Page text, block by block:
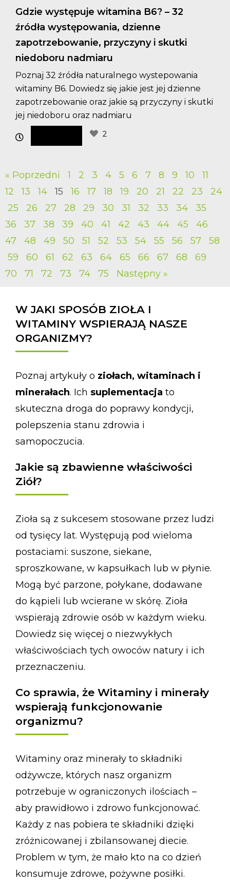
Gdzie występuje witamina B6? – 32
źródła występowania, dzienne
zapotrzebowanie, przyczyny i skutki
niedoboru nadmiaru
Poznaj 32 źródła naturalnego wystepowania
witaminy B6. Dowiedz się jakie jest jej dzienne
zapotrzebowanie oraz jakie są przyczyny i skutki
jej niedoboru oraz nadmiaru
2
« Poprzedni 1 2 3 4 5 6 7 8 9 10
11
12
13 14 15 16 17 18 19 20 21 22 23
24
25
26 27 28 29 30 31 32 33 34
35
36
37 38 39 40 41 42 43 44 45
46
47
48 49 50 51 52 53 54 55 56 57
58
59
60 61 62 63 64 65 66 67 68
69
70
71 72 73 74 75 Następny »
W JAKI SPOSÓB ZIOŁA I
WITAMINY WSPIERAJĄ NASZE
ORGANIZMY?
Poznaj artykuły o ziołach, witaminach i
minerałach. Ich suplementacja to
skuteczna droga do poprawy kondycji,
polepszenia stanu zdrowia i
samopoczucia.
Jakie są zbawienne właściwości
Ziół?
Zioła są z sukcesem stosowane przez ludzi
od tysięcy lat. Występują pod wieloma
postaciami: suszone, siekane,
sproszkowane, w kapsułkach lub w płynie.
Mogą być parzone, połykane, dodawane
do kąpieli lub wcierane w skórę. Zioła
wspierają zdrowie osób w każdym wieku.
Dowiedz się więcej o niezwykłych
właściwościach tych owoców natury i ich
przeznaczeniu.
Co sprawia, że Witaminy i minerały
wspierają funkcjonowanie
organizmu?
Witaminy oraz minerały to składniki
odżywcze, których nasz organizm
potrzebuje w ograniczonych ilościach –
aby prawidłowo i zdrowo funkcjonować.
Każdy z nas pobiera te składniki dzięki
zróżnicowanej i zbilansowanej diecie.
Problem w tym, że mało kto na co dzień
konsumuje zdrowe, pożywne posiłki.